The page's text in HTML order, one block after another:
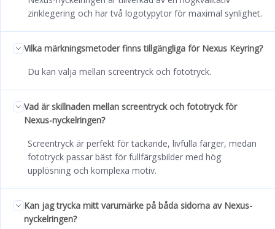
zinklegering och har två logotypytor för maximal synlighet.
Vilka märkningsmetoder finns tillgängliga för Nexus Keyring?
Du kan välja mellan screentryck och fototryck.
Vad är skillnaden mellan screentryck och fototryck för
Nexus-nyckelringen?
Screentryck är perfekt för täckande, livfulla färger, medan
fototryck passar bäst för fullfärgsbilder med hög
upplösning och komplexa motiv.
Kan jag trycka mitt varumärke på båda sidorna av Nexus-
nyckelringen?